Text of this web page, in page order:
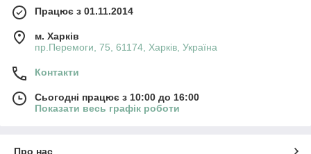
Працює з 01.11.2014
м. Харків
пр.Перемоги, 75, 61174, Харків, Україна
Контакти
Сьогодні працює з 10:00 до 16:00
Показати весь графік роботи
Про нас